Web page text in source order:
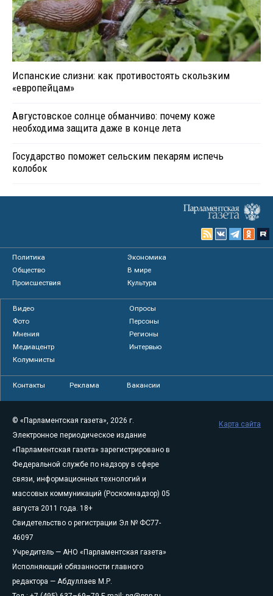
Испанские слизни: как противостоять скользким
«европейцам»
Августовское солнце обманчиво: почему коже
необходима защита даже в конце лета
Государство поможет сельским пекарям испечь
колобок
Политика
Экономика
Общество
В мире
Происшествия
Культура
Видео
Опросы
Фото
Персоны
Мнения
Регионы
Медиацентр
Интервью
Колумнисты
Контакты Реклама Вакансии
© «Парламентская газета», 2026 г.
Электронное периодическое издание
«Парламентская газета» зарегистрировано в
Федеральной службе по надзору в сфере
связи, информационных технологий и
массовых коммуникаций (Роскомнадзор) 05
августа 2011 года. 18+
Свидетельство о регистрации Эл № ФС77-
46097
Учредитель — АНО «Парламентская газета»
Исполняющий обязанности главного
редактора — Абдуллаев М.Р.
Карта сайта